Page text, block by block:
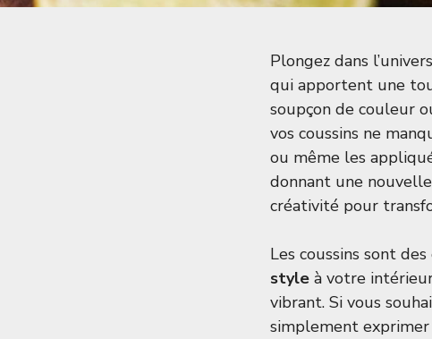
Plongez dans
qui apportent une
soupçon de couleur
vos coussins ne
ou même les
donnant une
créativité pour
Les coussins sont
style à votre
vibrant. Si vous
simplement exprimer